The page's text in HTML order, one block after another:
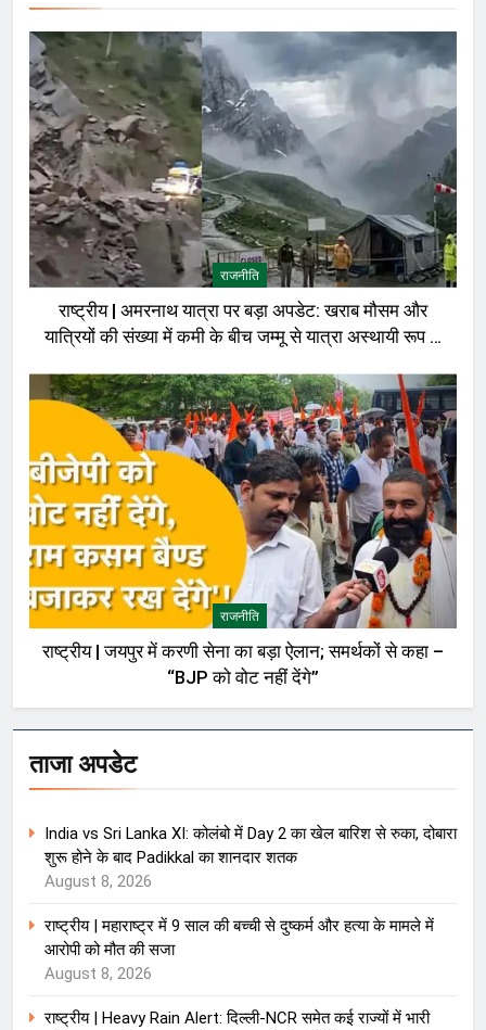
राजनीति
राष्ट्रीय | अमरनाथ यात्रा पर बड़ा अपडेट: खराब मौसम और
यात्रियों की संख्या में कमी के बीच जम्मू से यात्रा अस्थायी रूप से
राजनीति
राष्ट्रीय | जयपुर में करणी सेना का बड़ा ऐलान; समर्थकों से कहा –
“BJP को वोट नहीं देंगे”
ताजा अपडेट
India vs Sri Lanka XI: कोलंबो में Day 2 का खेल बारिश से रुका, दोबारा
शुरू होने के बाद Padikkal का शानदार शतक
August 8, 2026
राष्ट्रीय | महाराष्ट्र में 9 साल की बच्ची से दुष्कर्म और हत्या के मामले में
आरोपी को मौत की सजा
August 8, 2026
राष्ट्रीय | Heavy Rain Alert: दिल्ली-NCR समेत कई राज्यों में भारी